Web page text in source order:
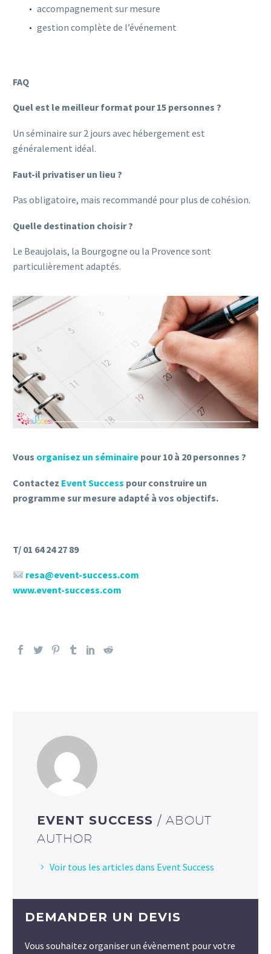
accompagnement sur mesure
gestion complète de l’événement
FAQ
Quel est le meilleur format pour 15 personnes ?
Un séminaire sur 2 jours avec hébergement est
généralement idéal.
Faut-il privatiser un lieu ?
Pas obligatoire, mais recommandé pour plus de cohésion.
Quelle destination choisir ?
Le Beaujolais, la Bourgogne ou la Provence sont
particulièrement adaptés.
Vous organisez un séminaire pour 10 à 20 personnes ?
Contactez Event Success pour construire un
programme sur mesure adapté à vos objectifs.
T/ 01 64 24 27 89
resa@event-success.com
www.event-success.com
EVENT SUCCESS / ABOUT
AUTHOR
Voir tous les articles dans Event Success
DEMANDER UN DEVIS
Vous souhaitez organiser un évènement pour votre